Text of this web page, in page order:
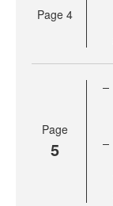
Page 4
Page
5